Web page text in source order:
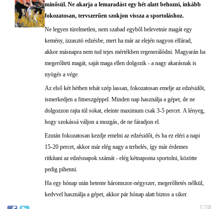
minősül. Ne akarja a lemaradást egy hét alatt behozni, inkább
fokozatosan, tervszerűen szokjon vissza a sportoláshoz.
Ne legyen türelmetlen, nem szabad egyből belevetnie magát egy
kemény, izzasztó edzésbe, mert ha már az elején nagyon elfárad,
akkor másnapra nem tud tejes mértékben regenerálódni. Magyarán ha
megerőlteti magát, saját maga ellen dolgozik - a nagy akarásnak is
nyögés a vége.
Az első két hétben tehát szép lassan, fokozatosan emelje az edzésidőt,
ismerkedjen a fitneszgéppel. Minden nap használja a gépet, de ne
dolgozzon rajta túl sokat, eleinte maximum csak 3-5 percet. A lényeg,
hogy szokássá váljon a mozgás, de ne fáradjon el.
Ezután fokozatosan kezdje emelni az edzésidőt, és ha ez eléri a napi
15-20 percet, akkor már elég nagy a terhelés, így már érdemes
ritkítani az edzésnapok számát - elég kétnaponta sportolni, közötte
pedig pihenni.
Ha egy hónap után hetente háromszor-négyszer, megerőltetés nélkül,
kedvvel használja a gépet, akkor pár hónap alatt biztos a siker.